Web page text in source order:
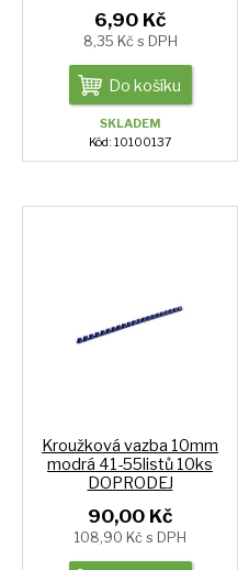
6,90 Kč
8,35 Kč s DPH
Do košíku
SKLADEM
Kód: 10100137
Kroužková vazba 10mm
modrá 41-55listů 10ks
DOPRODEJ
90,00 Kč
108,90 Kč s DPH